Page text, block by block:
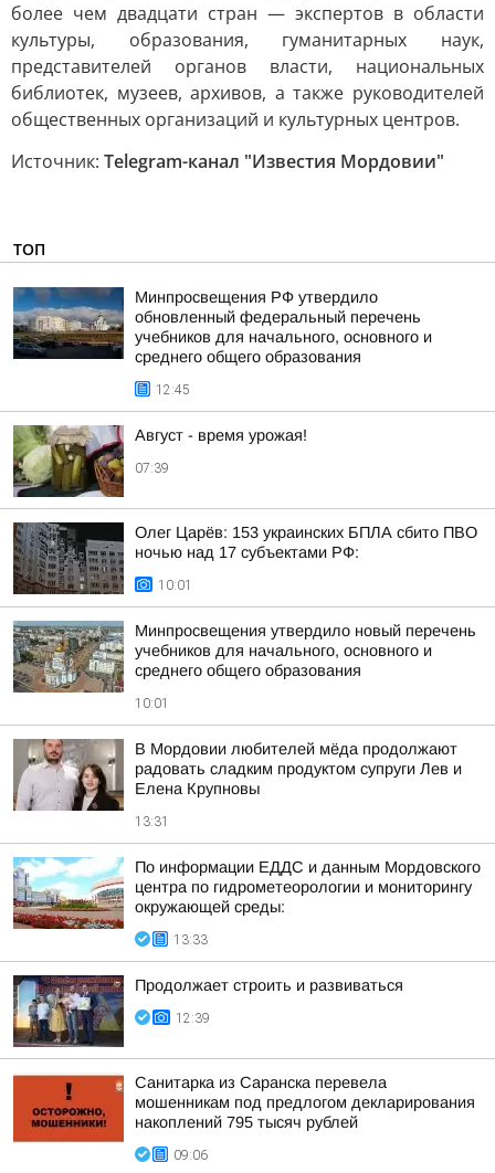
более чем двадцати стран — экспертов в области
культуры, образования, гуманитарных наук,
представителей органов власти, национальных
библиотек, музеев, архивов, а также руководителей
общественных организаций и культурных центров.
Источник: Telegram-канал "Известия Мордовии"
ТОП
Минпросвещения РФ утвердило
обновленный федеральный перечень
учебников для начального, основного и
среднего общего образования
12:45
Август - время урожая!
07:39
Олег Царёв: 153 украинских БПЛА сбито ПВО
ночью над 17 субъектами РФ:
10:01
Минпросвещения утвердило новый перечень
учебников для начального, основного и
среднего общего образования
10:01
В Мордовии любителей мёда продолжают
радовать сладким продуктом супруги Лев и
Елена Крупновы
13:31
По информации ЕДДС и данным Мордовского
центра по гидрометеорологии и мониторингу
окружающей среды:
13:33
Продолжает строить и развиваться
12:39
Санитарка из Саранска перевела
мошенникам под предлогом декларирования
накоплений 795 тысяч рублей
09:06